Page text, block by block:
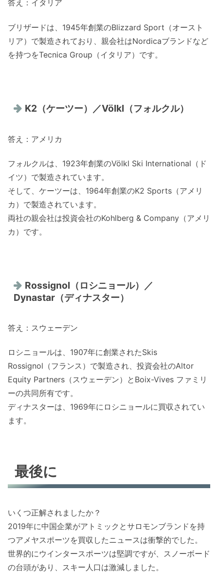
答え：イタリア
ブリザードは、1945年創業のBlizzard Sport（オースト
リア）で製造されており、親会社はNordicaブランドなど
を持つをTecnica Group（イタリア）です。
K2（ケーツー）／Völkl（フォルクル）
答え：アメリカ
フォルクルは、1923年創業のVölkl Ski International（ド
イツ）で製造されています。
そして、ケーツーは、1964年創業のK2 Sports（アメリ
カ）で製造されています。
両社の親会社は投資会社のKohlberg & Company（アメリ
カ）です。
Rossignol（ロシニョール）／
Dynastar（ディナスター）
答え：スウェーデン
ロシニョールは、1907年に創業されたSkis
Rossignol（フランス）で製造され、投資会社のAltor
Equity Partners（スウェーデン）とBoix-Vives ファミリ
ーの共同所有です。
ディナスターは、1969年にロシニョールに買収されてい
ます。
最後に
いくつ正解されましたか？
2019年に中国企業がアトミックとサロモンブランドを持
つアメヤスポーツを買収したニュースは衝撃的でした。
世界的にウインタースポーツは堅調ですが、スノーボード
の台頭があり、スキー人口は激減しました。